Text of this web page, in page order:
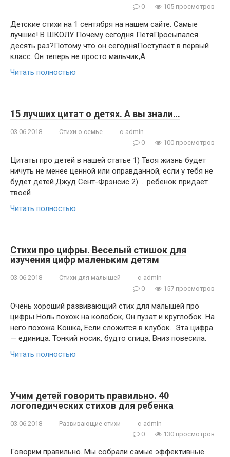
0
105 просмотров
Детские стихи на 1 сентября на нашем сайте. Самые
лучшие! В ШКОЛУ Почему сегодня ПетяПросыпался
десять раз?Потому что он сегодняПоступает в первый
класс. Он теперь не просто мальчик,А
Читать полностью
15 лучших цитат о детях. А вы знали…
03.06.2018 Стихи о семье
c-admin
0
100 просмотров
Цитаты про детей в нашей статье 1) Твоя жизнь будет
ничуть не менее ценной или оправданной, если у тебя не
будет детей.Джуд Сент-Фрэнсис 2) … ребенок придает
твоей
Читать полностью
Стихи про цифры. Веселый стишок для
изучения цифр маленьким детям
03.06.2018 Стихи для малышей
c-admin
0
157 просмотров
Очень хороший развивающий стих для малышей про
цифры Ноль похож на колобок, Он пузат и круглобок. На
него похожа Кошка, Если сложится в клубок. Эта цифра
— единица. Тонкий носик, будто спица, Вниз повесила.
Читать полностью
Учим детей говорить правильно. 40
логопедических стихов для ребенка
03.06.2018 Развивающие стихи
c-admin
0
130 просмотров
Говорим правильно. Мы собрали самые эффективные